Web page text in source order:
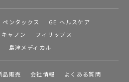
ペンタックス
GE ヘルスケア
ャノン
フィリップス
島津メディカル
品販売 会社情報
よくある質問